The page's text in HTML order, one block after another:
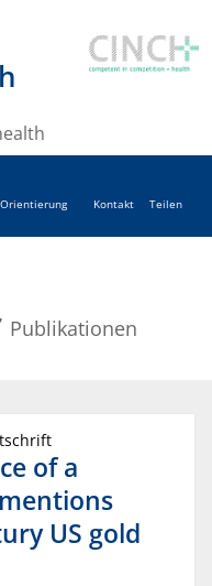
Orientierung Kontakt Teilen
Publikationen
of a
US gold